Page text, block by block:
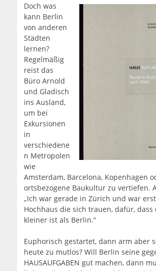
Doch was
kann Berlin
von anderen
Städten
lernen?
Regelmäßig
reist das
Büro Arnold
und Gladisch
ins Ausland,
um bei
Exkursionen
in
verschiedene
n Metropolen
wie
Amsterdam, Barcelona, Kopenhagen
ortsbezogene Baukultur zu vertiefen.
„Ich war gerade in Zürich und war
Hochhaus die sich trauen, dafür, dass
kleiner ist als Berlin.“
Euphorisch gestartet, dann arm aber
heute zu mutlos? Will Berlin seine
HAUSAUFGABEN gut machen, dann